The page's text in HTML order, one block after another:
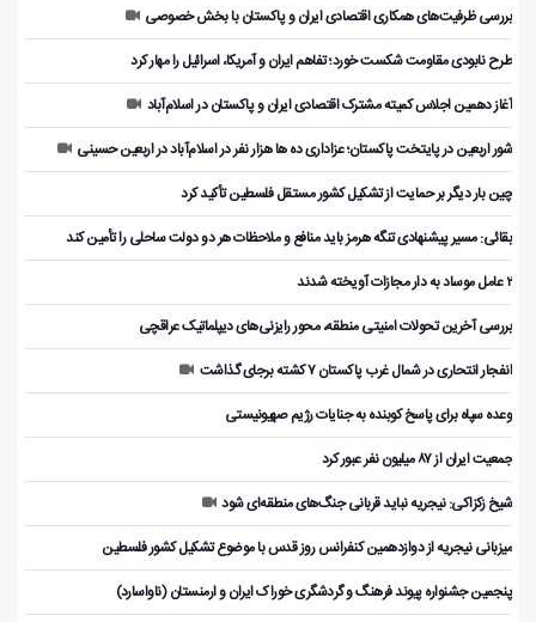
بررسی ظرفیت‌های همکاری اقتصادی ایران و پاکستان با بخش خصوصی
طرح نابودی مقاومت شکست خورد؛ تفاهم ایران و آمریکا، اسرائیل را مهار کرد
آغاز دهمین اجلاس کمیته مشترک اقتصادی ایران و پاکستان در اسلام‌آباد
شور اربعین در پایتخت پاکستان؛ عزاداری ده ها هزار نفر در اسلام‌آباد در اربعین حسینی
چین بار دیگر بر حمایت از تشکیل کشور مستقل فلسطین تأکید کرد
بقائی: مسیر پیشنهادی تنگه هرمز باید منافع و ملاحظات هر دو دولت ساحلی را تأمین کند
۲ عامل موساد به دار مجازات آویخته شدند
بررسی آخرین تحولات امنیتی منطقه، محور رایزنی‌های دیپلماتیک عراقچی
انفجار انتحاری در شمال غرب پاکستان ۷ کشته برجای گذاشت
وعده سپاه برای پاسخ کوبنده به جنایات رژیم صهیونیستی
جمعیت ایران از ۸۷ میلیون نفر عبور کرد
شیخ زکزاکی: نیجریه نباید قربانی جنگ‌های منطقه‌ای شود
میزبانی نیجریه از دوازدهمین کنفرانس روز قدس با موضوع تشکیل کشور فلسطین
پنجمین جشنواره پیوند فرهنگ و گردشگر‌ی خوراک ایران و ارمنستان (ناواسارد)